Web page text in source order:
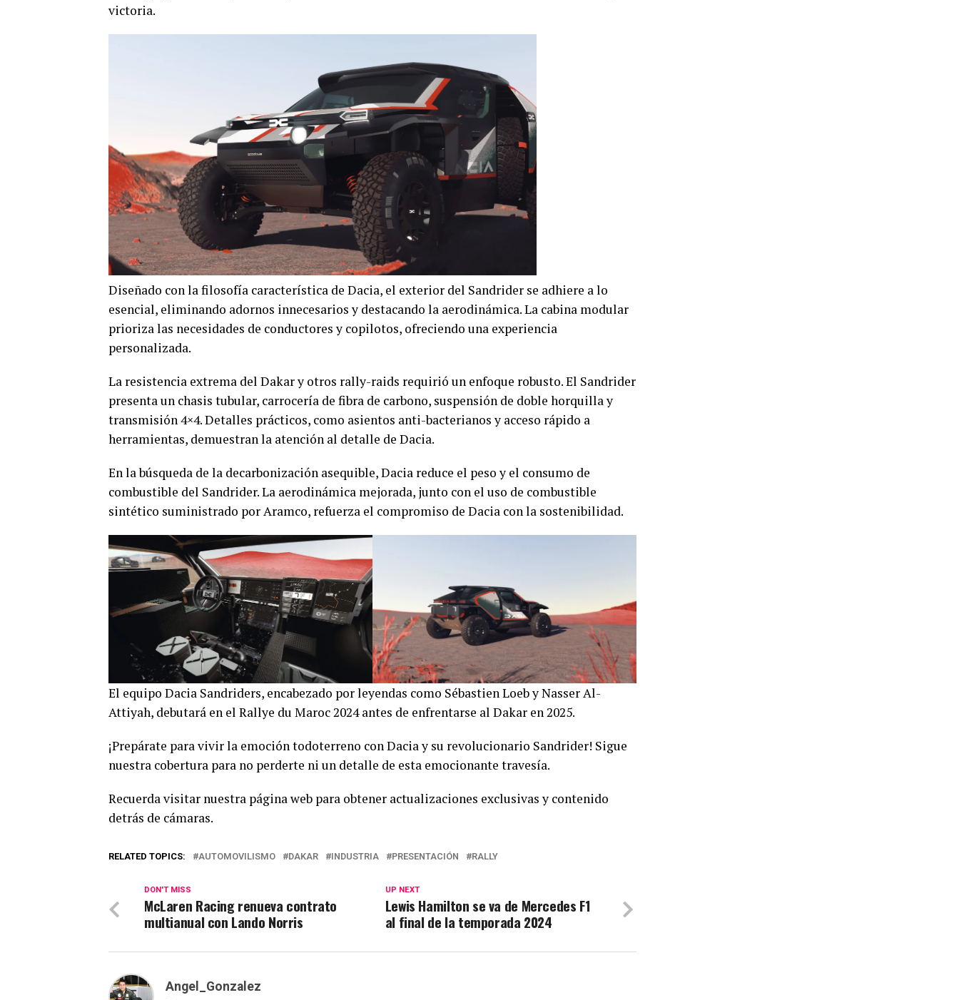
victoria.
Diseñado con la filosofía característica de Dacia, el exterior del Sandrider se adhiere a lo
esencial, eliminando adornos innecesarios y destacando la aerodinámica. La cabina modular
prioriza las necesidades de conductores y copilotos, ofreciendo una experiencia
personalizada.
La resistencia extrema del Dakar y otros rally-raids requirió un enfoque robusto. El Sandrider
presenta un chasis tubular, carrocería de fibra de carbono, suspensión de doble horquilla y
transmisión 4×4. Detalles prácticos, como asientos anti-bacterianos y acceso rápido a
herramientas, demuestran la atención al detalle de Dacia.
En la búsqueda de la decarbonización asequible, Dacia reduce el peso y el consumo de
combustible del Sandrider. La aerodinámica mejorada, junto con el uso de combustible
sintético suministrado por Aramco, refuerza el compromiso de Dacia con la sostenibilidad.
El equipo Dacia Sandriders, encabezado por leyendas como Sébastien Loeb y Nasser Al-
Attiyah, debutará en el Rallye du Maroc 2024 antes de enfrentarse al Dakar en 2025.
¡Prepárate para vivir la emoción todoterreno con Dacia y su revolucionario Sandrider! Sigue
nuestra cobertura para no perderte ni un detalle de esta emocionante travesía.
Recuerda visitar nuestra página web para obtener actualizaciones exclusivas y contenido
detrás de cámaras.
RELATED TOPICS: AUTOMOVILISMO DAKAR INDUSTRIA PRESENTACIÓN RALLY
UP NEXT
Lewis Hamilton se va de Mercedes F1
al final de la temporada 2024
DON'T MISS
McLaren Racing renueva contrato
multianual con Lando Norris
Angel_Gonzalez